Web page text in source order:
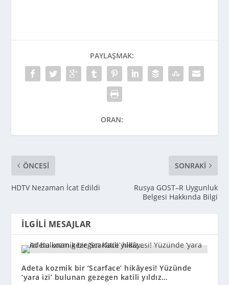
PAYLAŞMAK:
ORAN:
ÖNCESI
HDTV Nezaman İcat Edildi
SONRAKI
Rusya GOST–R Uygunluk
Belgesi Hakkında Bilgi
İLGILI MESAJLAR
Adeta kozmik bir ‘Scarface’ hikâyesi! Yüzünde
‘yara izi’ bulunan gezegen katili yıldız…